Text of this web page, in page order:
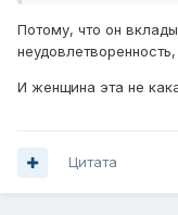
Потому, что он
И женщина эта не
Цитата